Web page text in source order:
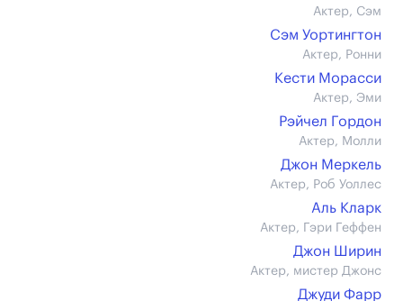
Актер, Сэм
Сэм Уортингтон
Актер, Ронни
Кести Морасси
Актер, Эми
Рэйчел Гордон
Актер, Молли
Джон Меркель
Актер, Роб Уоллес
Аль Кларк
Актер, Гэри Геффен
Джон Ширин
Актер, мистер Джонс
Джуди Фарр